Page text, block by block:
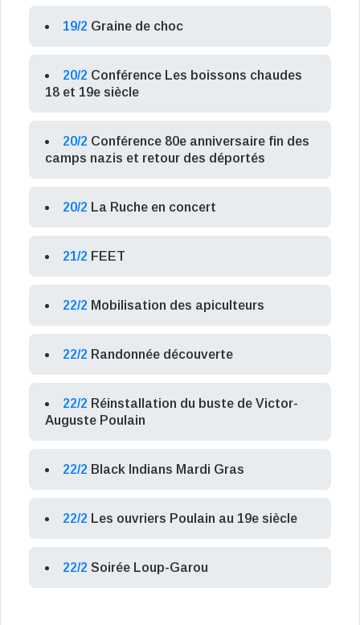
19/2 Graine de choc
20/2 Conférence Les boissons chaudes
18 et 19e siècle
20/2 Conférence 80e anniversaire fin des
camps nazis et retour des déportés
20/2 La Ruche en concert
21/2 FEET
22/2 Mobilisation des apiculteurs
22/2 Randonnée découverte
22/2 Réinstallation du buste de Victor-
Auguste Poulain
22/2 Black Indians Mardi Gras
22/2 Les ouvriers Poulain au 19e siècle
22/2 Soirée Loup-Garou